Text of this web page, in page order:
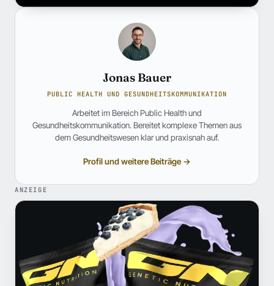
Jonas Bauer
PUBLIC HEALTH UND GESUNDHEITSKOMMUNIKATION
Arbeitet im Bereich Public Health und
Gesundheitskommunikation. Bereitet komplexe Themen aus
dem Gesundheitswesen klar und praxisnah auf.
Profil und weitere Beiträge →
ANZEIGE